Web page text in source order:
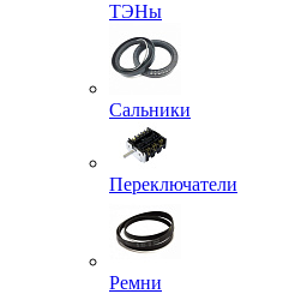
ТЭНы
Сальники
Переключатели
Ремни